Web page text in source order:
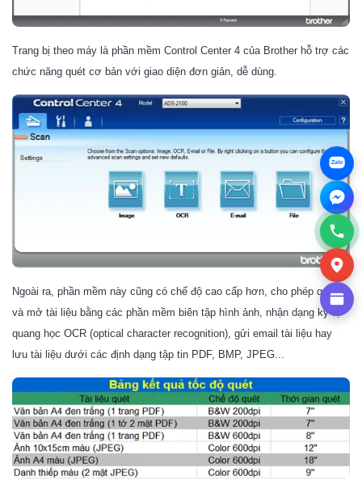
Trang bị theo máy là phần mềm Control Center 4 của Brother hỗ trợ các
chức năng quét cơ bản với giao diện đơn giản, dễ dùng.
Ngoài ra, phần mềm này cũng có chế độ cao cấp hơn, cho phép quét
và mở tài liệu bằng các phần mềm biên tập hình ảnh, nhận dạng ký tự
quang học OCR (optical character recognition), gửi email tài liệu hay
lưu tài liệu dưới các định dạng tập tin PDF, BMP, JPEG...
Zalo